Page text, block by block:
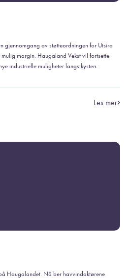
gjennomgang av støtteordningen for Utsira
margin. Haugaland Vekst vil fortsette
industrielle muligheter langs kysten.
Les mer
Haugalandet. Nå ber havvindaktørene